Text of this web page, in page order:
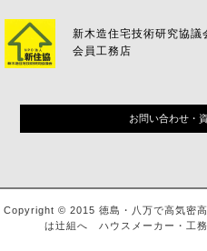
新木造住宅技術研究協議
会員工務店
お問い合わせ・
Copyright © 2015 徳島・八万で高気密
は辻組へ ハウスメーカー・工